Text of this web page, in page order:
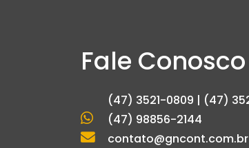
Fale Conosco
(47) 3521-0809 | (47)
(47) 98856-2144
contato@gncont.com.br